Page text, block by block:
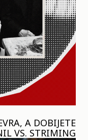
A DOBIJETE
VS. STRIMING